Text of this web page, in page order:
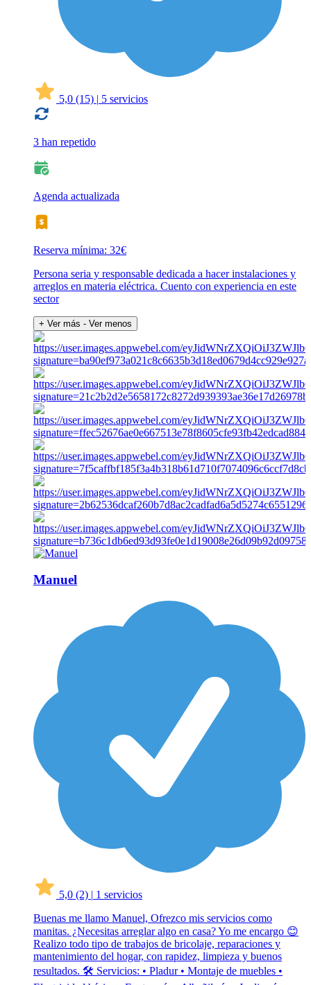
5,0 (15) | 5 servicios
3 han repetido
Agenda actualizada
Reserva mínima: 32€
Persona seria y responsable dedicada a hacer instalaciones y
arreglos en materia eléctrica. Cuento con experiencia en este
sector
+ Ver más - Ver menos
Manuel
5,0 (2) | 1 servicios
Buenas me llamo Manuel, Ofrezco mis servicios como
manitas. ¿Necesitas arreglar algo en casa? Yo me encargo 😊
Realizo todo tipo de trabajos de bricolaje, reparaciones y
mantenimiento del hogar, con rapidez, limpieza y buenos
resultados. 🛠 Servicios: • Pladur • Montaje de muebles •